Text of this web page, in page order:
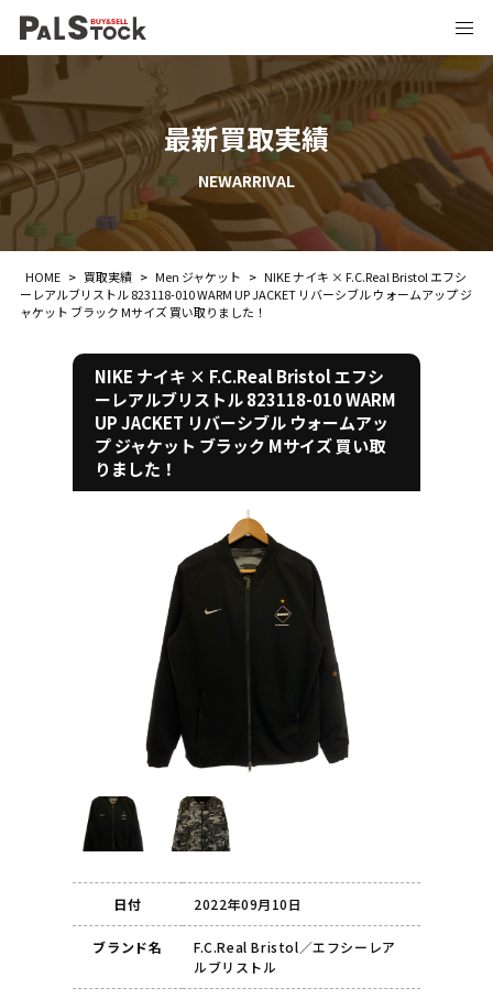
最新買取実績
NEWARRIVAL
HOME > 買取実績 > Men ジャケット > NIKE ナイキ × F.C.Real Bristol エフシ
ーレアルブリストル 823118-010 WARM UP JACKET リバーシブル ウォームアップ ジ
ャケット ブラック Mサイズ 買い取りました！
NIKE ナイキ × F.C.Real Bristol エフシ
ーレアルブリストル 823118-010 WARM
UP JACKET リバーシブル ウォームアッ
プ ジャケット ブラック Mサイズ 買い取
りました！
日付 2022年09月10日
ブランド名
F.C.Real Bristol／エフシーレア
ルブリストル